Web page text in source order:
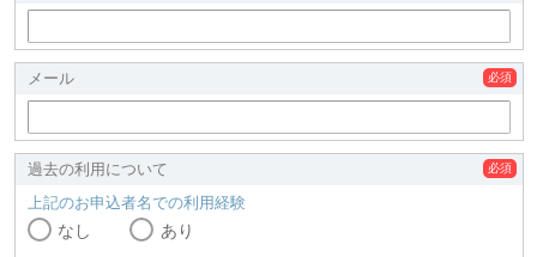
メール
過去の利用について
上記のお申込者名での利用経験
なし あり